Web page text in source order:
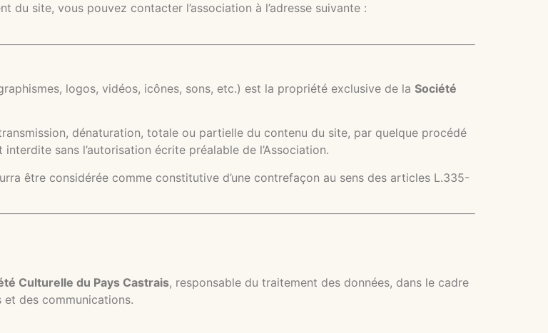
site, vous pouvez contacter l’association à l’adresse suivante :
logos, vidéos, icônes, sons, etc.) est la propriété exclusive de la Société
dénaturation, totale ou partielle du contenu du site, par quelque procédé
sans l’autorisation écrite préalable de l’Association.
être considérée comme constitutive d’une contrefaçon au sens des articles L.335-
Culturelle du Pays Castrais, responsable du traitement des données, dans le cadre
et des communications.